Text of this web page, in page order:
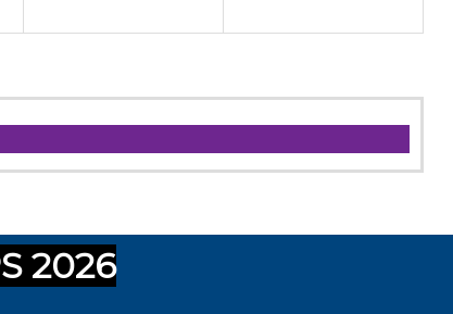
2026